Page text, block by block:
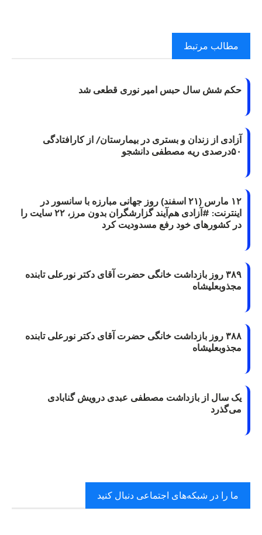
مطالب مرتبط
حکم شش سال حبس امیر نوری قطعی شد
آزادی از زندان و بستری در بیمارستان/ از کارافتادگی
۵۰درصدی ریه مصطفی دانشجو
۱۲ مارس (۲۱ اسفند) روز جهانی مبارزه با سانسور در
اینترنت: #آزادی هم‌آیند گزارشگران‌ بدون مرز، ۲۲ سایت را
در کشورهای خود رفع مسدودیت کرد
۳۸۹ روز بازداشت خانگی حضرت آقای دکتر نورعلی تابنده
مجذوبعلیشاه
۳۸۸ روز بازداشت خانگی حضرت آقای دکتر نورعلی تابنده
مجذوبعلیشاه
یک سال از بازداشت مصطفی عبدی درویش گنابادی
می‌گذرد
ما را در شبکه‌های اجتماعی دنبال کنید